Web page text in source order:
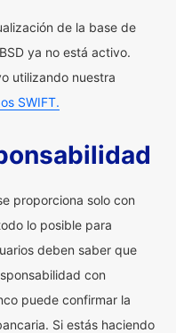
de la base de
ya no está activo.
utilizando nuestra
SWIFT.
proporciona solo con
lo posible para
deben saber que
con
puede confirmar la
Si estás haciendo